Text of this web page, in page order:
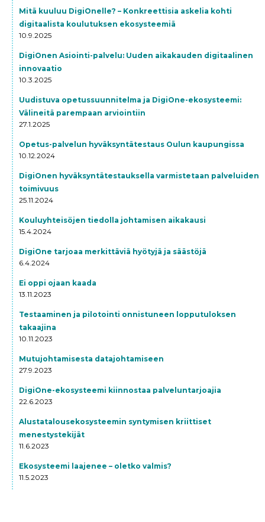
Mitä kuuluu DigiOnelle? – Konkreettisia askelia kohti
digitaalista koulutuksen ekosysteemiä
10.9.2025
DigiOnen Asiointi-palvelu: Uuden aikakauden digitaalinen
innovaatio
10.3.2025
Uudistuva opetussuunnitelma ja DigiOne-ekosysteemi:
Välineitä parempaan arviointiin
27.1.2025
Opetus-palvelun hyväksyntätestaus Oulun kaupungissa
10.12.2024
DigiOnen hyväksyntätestauksella varmistetaan palveluiden
toimivuus
25.11.2024
Kouluyhteisöjen tiedolla johtamisen aikakausi
15.4.2024
DigiOne tarjoaa merkittäviä hyötyjä ja säästöjä
6.4.2024
Ei oppi ojaan kaada
13.11.2023
Testaaminen ja pilotointi onnistuneen lopputuloksen
takaajina
10.11.2023
Mutujohtamisesta datajohtamiseen
27.9.2023
DigiOne-ekosysteemi kiinnostaa palveluntarjoajia
22.6.2023
Alustatalousekosysteemin syntymisen kriittiset
menestystekijät
11.6.2023
Ekosysteemi laajenee – oletko valmis?
11.5.2023